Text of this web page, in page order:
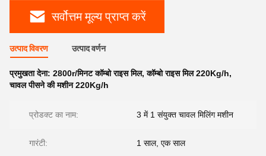
सर्वोत्तम मूल्य प्राप्त करें
उत्पाद विवरण उत्पाद वर्णन
प्रमुखता देना: 2800r/मिनट कॉम्बो राइस मिल,कॉम्बो राइस मिल 220Kg/h,
चावल पीसने की मशीन 220Kg/h
प्रोडक्ट का नाम: 3 में 1 संयुक्त चावल मिलिंग मशीन
गारंटी: 1 साल, एक साल